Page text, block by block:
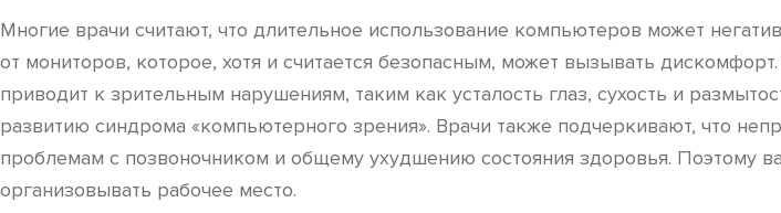
Многие врачи считают, что длительное использование компьютеров может
от мониторов, которое, хотя и считается безопасным, может вызывать
приводит к зрительным нарушениям, таким как усталость глаз, сухость и
развитию синдрома «компьютерного зрения». Врачи также подчеркивают, что
проблемам с позвоночником и общему ухудшению состояния здоровья. Поэтому
организовывать рабочее место.